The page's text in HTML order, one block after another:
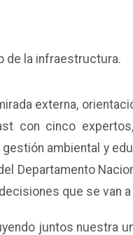
de la infraestructura.
externa,
con cinco
ambiental y
Departamento
que se van a
juntos nuestra